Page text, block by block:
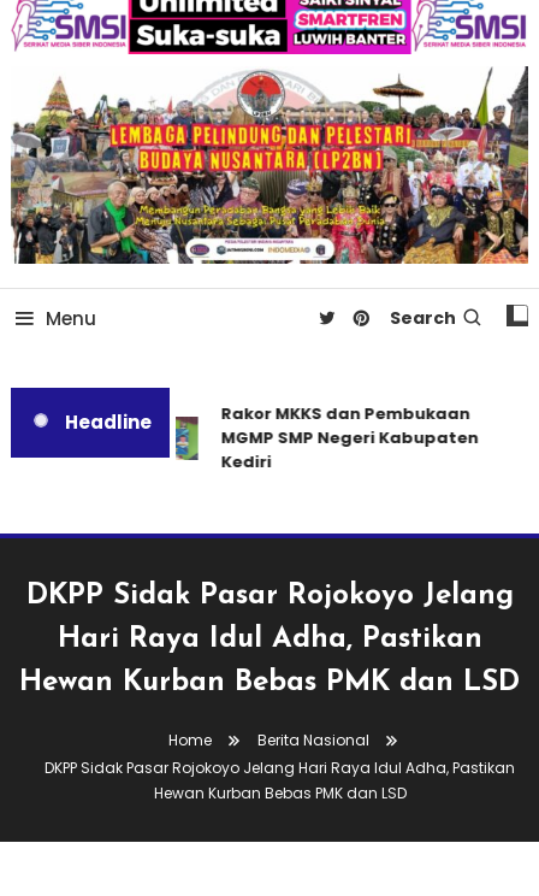
Menu Search
Headline
Rakor MKKS dan Pembukaan
MGMP SMP Negeri Kabupaten
Kediri
DKPP Sidak Pasar Rojokoyo Jelang
Hari Raya Idul Adha, Pastikan
Hewan Kurban Bebas PMK dan LSD
Home
Berita Nasional
DKPP Sidak Pasar Rojokoyo Jelang Hari Raya Idul Adha, Pastikan
Hewan Kurban Bebas PMK dan LSD